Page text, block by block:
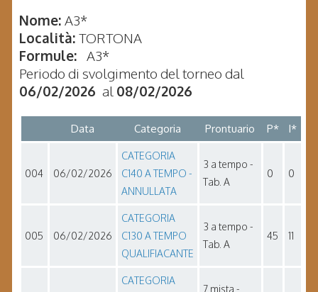
Nome: A3*
Località: TORTONA
Formule: A3*
Periodo di svolgimento del torneo dal
06/02/2026 al 08/02/2026
Data Categoria Prontuario P* I*
004 06/02/2026
CATEGORIA
C140 A TEMPO -
ANNULLATA
3 a tempo -
Tab. A
0 0
005 06/02/2026
CATEGORIA
C130 A TEMPO
QUALIFIACANTE
3 a tempo -
Tab. A
45 11
CATEGORIA
7 mista -